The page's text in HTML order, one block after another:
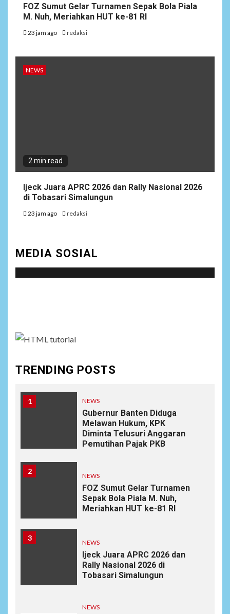
FOZ Sumut Gelar Turnamen Sepak Bola Piala
M. Nuh, Meriahkan HUT ke-81 RI
23 jam ago redaksi
NEWS
2 min read
Ijeck Juara APRC 2026 dan Rally Nasional 2026
di Tobasari Simalungun
23 jam ago redaksi
MEDIA SOSIAL
TRENDING POSTS
1 NEWS
Gubernur Banten Diduga
Melawan Hukum, KPK
Diminta Telusuri Anggaran
Pemutihan Pajak PKB
2
NEWS
FOZ Sumut Gelar Turnamen
Sepak Bola Piala M. Nuh,
Meriahkan HUT ke-81 RI
3
NEWS
Ijeck Juara APRC 2026 dan
Rally Nasional 2026 di
Tobasari Simalungun
NEWS